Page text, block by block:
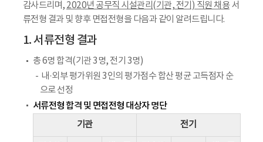
감사드리며, 2020년 공무직 시설관리(기관, 전기) 직원 채용서
류전형 결과 및 향후 면접전형을 다음과 같이 알려드립니다.
1. 서류전형 결과
총 6명 합격(기관 3명, 전기 3명)
내·외부 평가위원 3인의 평가점수 합산 평균 고득점자 순
으로 선정
서류전형 합격 및 면접전형 대상자 명단
기관 전기